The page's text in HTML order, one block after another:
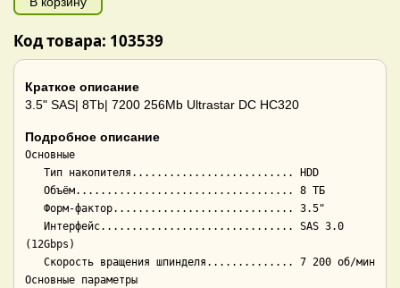
Код товара: 103539
Краткое описание
3.5" SAS| 8Tb| 7200 256Mb Ultrastar DC HC320
Подробное описание
Основные
(12Gbps)
Основные параметры